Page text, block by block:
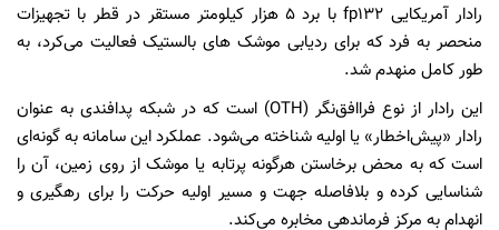
رادار آمریکایی fp132 با برد ۵ هزار کیلومتر مستقر در قطر با تجهیزات
منحصر به فرد که برای ردیابی موشک های بالستیک فعالیت می‌کرد، به
طور کامل منهدم شد.
این رادار از نوع فراافق‌نگر (OTH) است که در شبکه پدافندی به عنوان
رادار «پیش‌اخطار» یا اولیه شناخته می‌شود. عملکرد این سامانه به گونه‌ای
است که به محض برخاستن هرگونه پرتابه یا موشک از روی زمین، آن را
شناسایی کرده و بلافاصله جهت و مسیر اولیه حرکت را برای رهگیری و
انهدام به مرکز فرماندهی مخابره می‌کند.